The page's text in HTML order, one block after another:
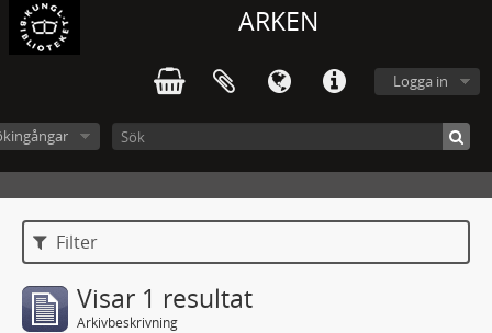
ARKEN
Logga in
Filter
Visar 1 resultat
Arkivbeskrivning